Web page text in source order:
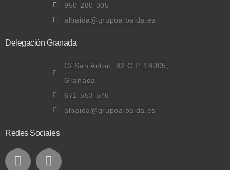
950 280 305
albaida@grupoalbaida.es
Delegación Granada
C/ San Antón, 82 C.P. 18005,
Granada
671 553 576
albaida@grupoalbaida.es
Redes Sociales